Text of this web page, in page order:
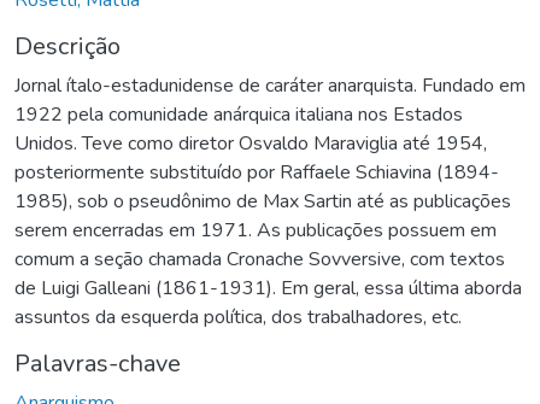
Descrição
Jornal ítalo-estadunidense de caráter anarquista. Fundado em
1922 pela comunidade anárquica italiana nos Estados
Unidos. Teve como diretor Osvaldo Maraviglia até 1954,
posteriormente substituído por Raffaele Schiavina (1894-
1985), sob o pseudônimo de Max Sartin até as publicações
serem encerradas em 1971. As publicações possuem em
comum a seção chamada Cronache Sovversive, com textos
de Luigi Galleani (1861-1931). Em geral, essa última aborda
assuntos da esquerda política, dos trabalhadores, etc.
Palavras-chave